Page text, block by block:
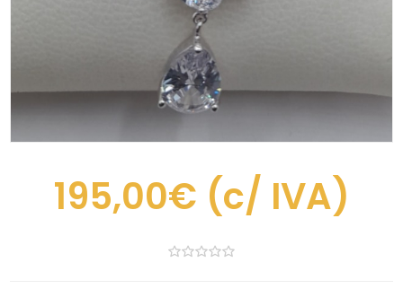
195,00€ (c/ IVA)